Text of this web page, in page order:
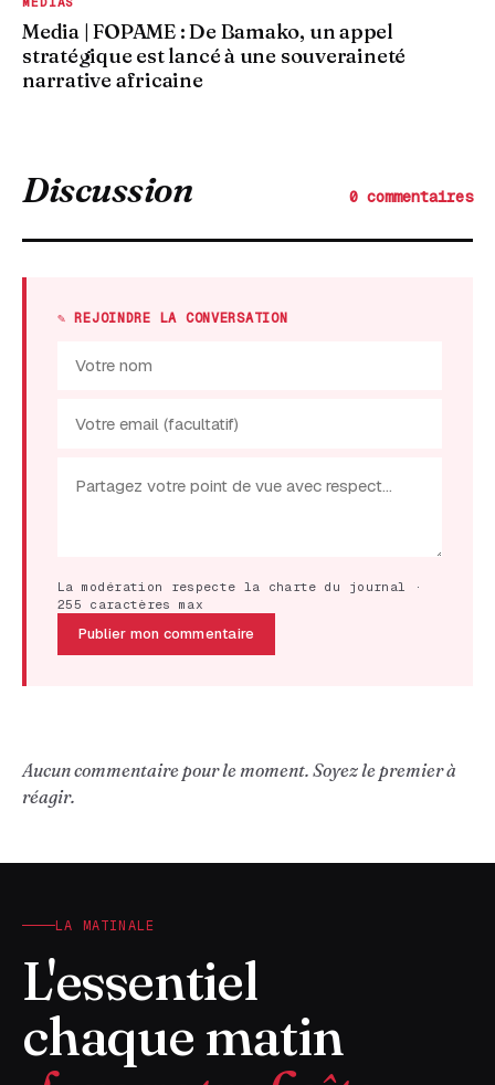
Media | FOPAME : De Bamako, un appel
stratégique est lancé à une souveraineté
narrative africaine
Discussion 0 commentaires
✎ REJOINDRE LA CONVERSATION
La modération respecte la charte du journal ·
255 caractères max
Publier mon commentaire
Aucun commentaire pour le moment. Soyez le premier à
réagir.
LA MATINALE
L'essentiel
chaque matin